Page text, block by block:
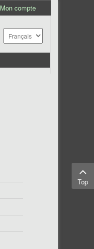
Mon compte
Top